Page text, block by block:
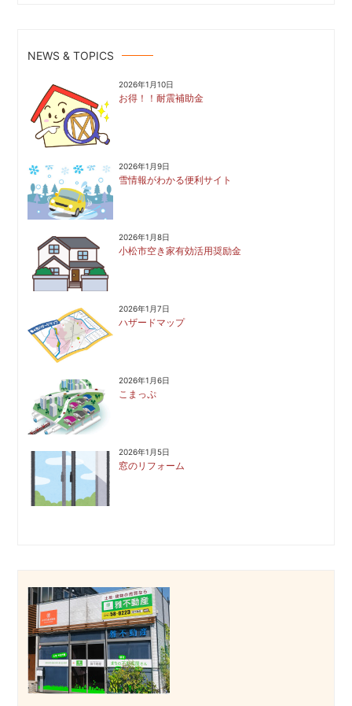
NEWS & TOPICS
2026年1月10日
お得！！耐震補助金
2026年1月9日
雪情報がわかる便利サイト
2026年1月8日
小松市空き家有効活用奨励金
2026年1月7日
ハザードマップ
2026年1月6日
こまっぷ
2026年1月5日
窓のリフォーム